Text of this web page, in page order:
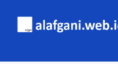
content